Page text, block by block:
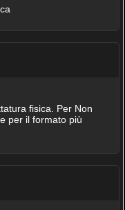
fisica. Per Non
per il formato più